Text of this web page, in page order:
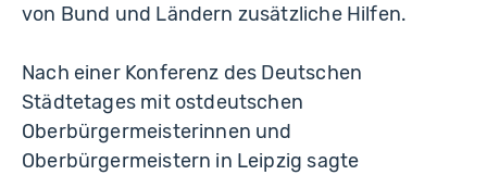
von Bund und Ländern zusätzliche Hilfen.
Nach einer Konferenz des Deutschen
Städtetages mit ostdeutschen
Oberbürgermeisterinnen und
Oberbürgermeistern in Leipzig sagte